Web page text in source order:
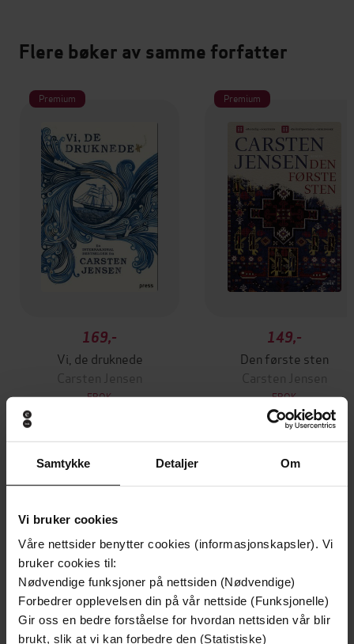
Samtykke Detaljer Om
Vi bruker cookies
Våre nettsider benytter cookies (informasjonskapsler). Vi
bruker cookies til:
Nødvendige funksjoner på nettsiden (Nødvendige)
Forbedrer opplevelsen din på vår nettside (Funksjonelle)
Gir oss en bedre forståelse for hvordan nettsiden vår blir
brukt, slik at vi kan forbedre den (Statistiske)
Flere bøker av samme forfatter
Premium
169,-
Vi, de druknede
Carsten Jensen
EBOK
Premium
149,-
Den første sten
Carsten Jensen
EBOK
Andre har også kjøpt
Premium